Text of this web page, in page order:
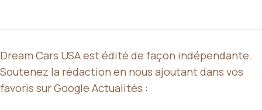
Dream Cars USA est édité de façon indépendante.
Soutenez la rédaction en nous ajoutant dans vos
favoris sur Google Actualités :